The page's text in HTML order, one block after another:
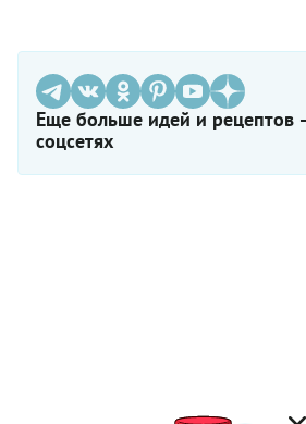
Еще больше идей и рецептов
соцсетях